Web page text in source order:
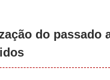
do passado